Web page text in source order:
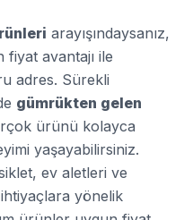
arayışındaysanız,
avantajı ile
adres. Sürekli
gümrükten gelen
ürünü kolayca
yaşayabilirsiniz.
ev aletleri ve
yönelik